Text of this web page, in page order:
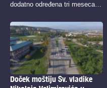
dodatno određena tri meseca
Doček moštiju Sv. vladike